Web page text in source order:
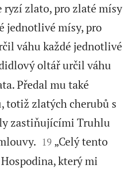
ryzí zlato, pro zlaté mísy
jednotlivé mísy, pro
váhu každé jednotlivé
oltář určil váhu
Předal mu také
totiž zlatých cherubů s
zastiňujícími Truhlu


19 „Celý tento
který mi